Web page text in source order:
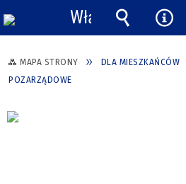
MAPA STRONY DLA MIESZKAŃCÓW
POZARZĄDOWE
Włącz
powiadomienia